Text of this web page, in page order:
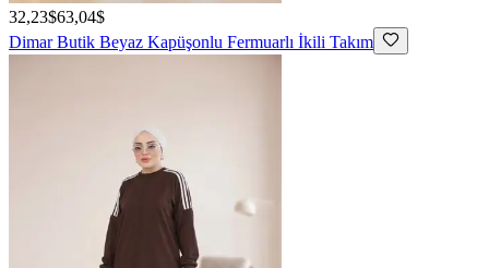
32,23$63,04$
Dimar Butik Beyaz Kapüşonlu Fermuarlı İkili Takım